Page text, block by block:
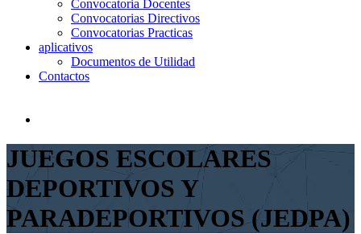
Convocatoria Docentes
Convocatorias Directivos
Convocatorias Practicas
aplicativos
Documentos de Utilidad
Contactos
JUEGOS ESCOLARES
DEPORTIVOS Y
PARADEPORTIVOS (JEDPA)